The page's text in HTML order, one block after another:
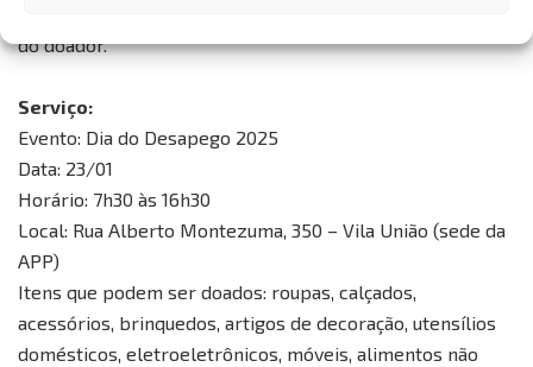
do doador.
Serviço:
Evento: Dia do Desapego 2025
Data: 23/01
Horário: 7h30 às 16h30
Local: Rua Alberto Montezuma, 350 – Vila União (sede da
APP)
Itens que podem ser doados: roupas, calçados,
acessórios, brinquedos, artigos de decoração, utensílios
domésticos, eletroeletrônicos, móveis, alimentos não